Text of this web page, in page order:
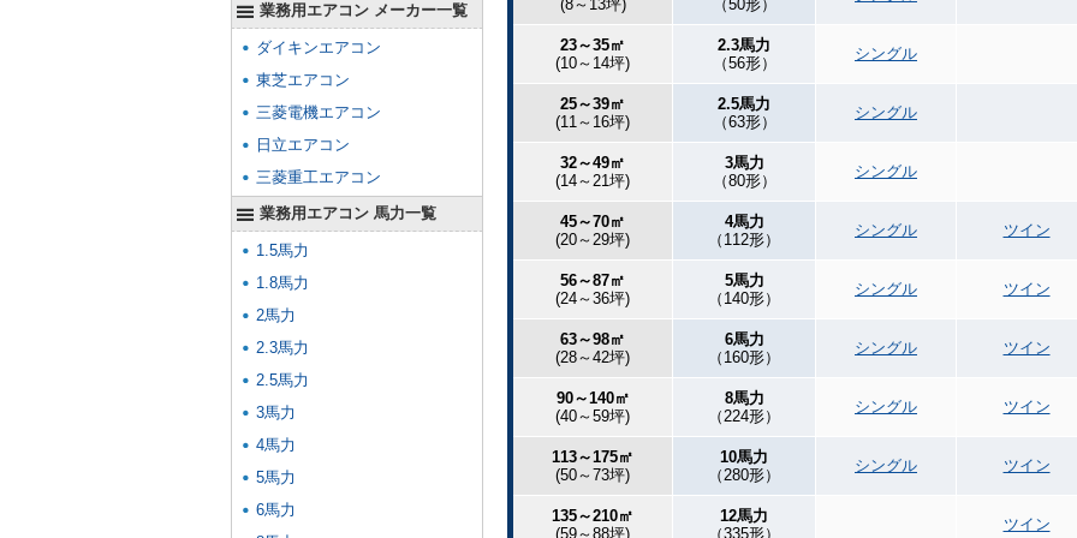
(8～13坪) （50形）
23～35㎡
(10～14坪)
2.3馬力
（56形）
シングル
25～39㎡
(11～16坪)
2.5馬力
（63形）
シングル
32～49㎡
(14～21坪)
3馬力
（80形）
シングル
45～70㎡
(20～29坪)
4馬力
（112形）
シングル ツイン
56～87㎡
(24～36坪)
5馬力
（140形）
シングル ツイン
63～98㎡
(28～42坪)
6馬力
（160形）
シングル ツイン
90～140㎡
(40～59坪)
8馬力
（224形）
シングル ツイン
113～175㎡
(50～73坪)
10馬力
（280形）
シングル ツイン
135～210㎡
(59～88坪)
12馬力
（335形）
ツイン
業務用エアコン メーカー一覧
ダイキンエアコン
東芝エアコン
三菱電機エアコン
日立エアコン
三菱重工エアコン
業務用エアコン 馬力一覧
1.5馬力
1.8馬力
2馬力
2.3馬力
2.5馬力
3馬力
4馬力
5馬力
6馬力